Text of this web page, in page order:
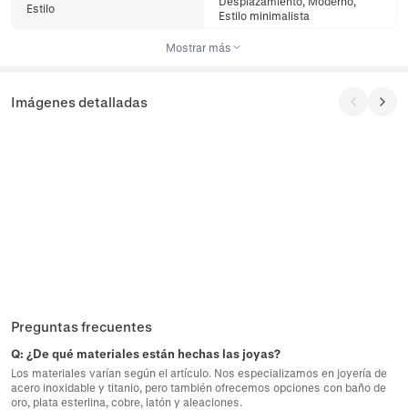
Estilo
Estilo minimalista
Mostrar más
Imágenes detalladas
Preguntas frecuentes
Q: ¿De qué materiales están hechas las joyas?
Los materiales varían según el artículo. Nos especializamos en joyería de
acero inoxidable y titanio, pero también ofrecemos opciones con baño de
oro, plata esterlina, cobre, latón y aleaciones.